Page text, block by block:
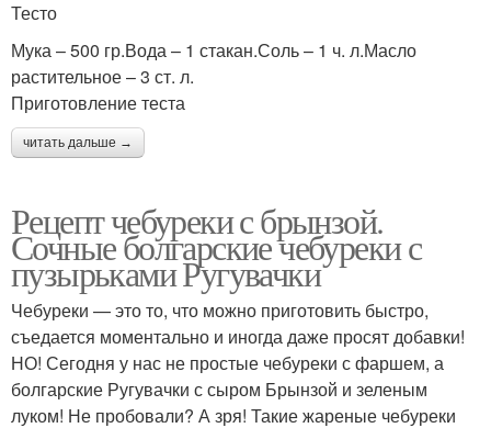
Тесто
Мука – 500 гр.Вода – 1 стакан.Соль – 1 ч. л.Масло
растительное – 3 ст. л.
Приготовление теста
читать дальше →
Рецепт чебуреки с брынзой.
Сочные болгарские чебуреки с
пузырьками Ругувачки
Чебуреки — это то, что можно приготовить быстро,
съедается моментально и иногда даже просят добавки!
НО! Сегодня у нас не простые чебуреки с фаршем, а
болгарские Ругувачки с сыром Брынзой и зеленым
луком! Не пробовали? А зря! Такие жареные чебуреки